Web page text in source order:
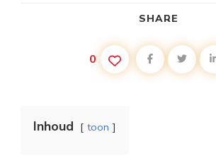
SHARE
0
Inhoud toon